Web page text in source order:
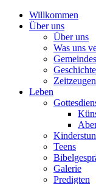
Willkommen
Über uns
Über uns
Was uns
Geschichte
Zeitzeugen
Leben
Teens
Galerie
Predigten